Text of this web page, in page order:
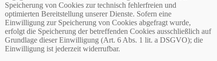
Speicherung von Cookies zur technisch fehlerfreien und
optimierten Bereitstellung unserer Dienste. Sofern eine
Einwilligung zur Speicherung von Cookies abgefragt wurde,
erfolgt die Speicherung der betreffenden Cookies ausschließlich auf
Grundlage dieser Einwilligung (Art. 6 Abs. 1 lit. a DSGVO); die
Einwilligung ist jederzeit widerrufbar.